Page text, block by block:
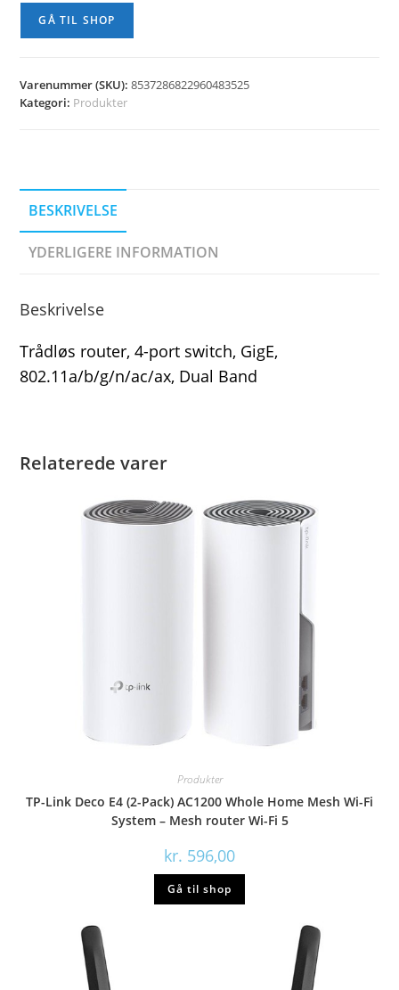
GÅ TIL SHOP
Varenummer (SKU):8537286822960483525
Kategori: Produkter
BESKRIVELSE
YDERLIGERE INFORMATION
Beskrivelse
Trådløs router, 4-port switch, GigE,
802.11a/b/g/n/ac/ax, Dual Band
Relaterede varer
Produkter
TP-Link Deco E4 (2-Pack) AC1200 Whole Home Mesh Wi-Fi
System – Mesh router Wi-Fi 5
kr. 596,00
Gå til shop